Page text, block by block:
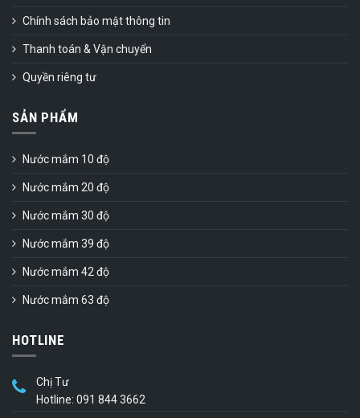
Chính sách bảo mật thông tin
Thanh toán & Vận chuyển
Quyền riêng tư
SẢN PHẨM
Nước mắm 10 độ
Nước mắm 20 độ
Nước mắm 30 độ
Nước mắm 39 độ
Nước mắm 42 độ
Nước mắm 63 độ
HOTLINE
Chị Tư
Hotline: 091 844 3662